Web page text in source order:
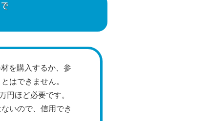
を購入するか、参
はできません。
円ほど必要です。
いので、信用でき